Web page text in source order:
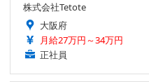
株式会社Tetote
大阪府
月給27万円～34万円
正社員